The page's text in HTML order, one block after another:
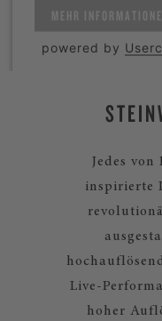
MEHR
powered by
Jedes von
inspirierte
Live-
hoher